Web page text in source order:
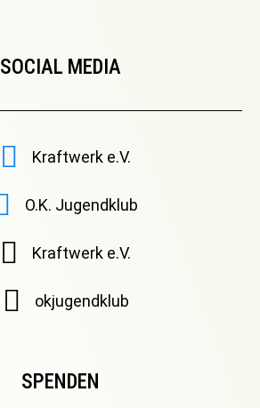
SOCIAL MEDIA
Kraftwerk e.V.
O.K. Jugendklub
Kraftwerk e.V.
okjugendklub
SPENDEN